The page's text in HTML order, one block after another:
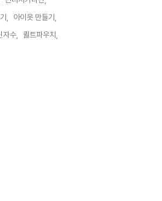
,
아이옷 만들기,
자수,
퀼트파우치,